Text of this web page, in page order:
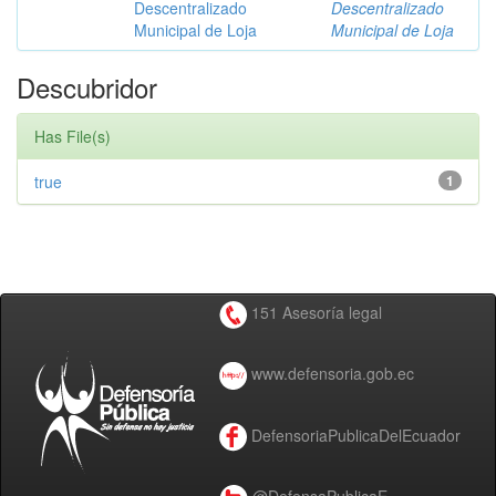
Descentralizado
Municipal de Loja
Descentralizado
Municipal de Loja
Descubridor
Has File(s)
1
true
151 Asesoría legal
www.defensoria.gob.ec
DefensoriaPublicaDelEcuador